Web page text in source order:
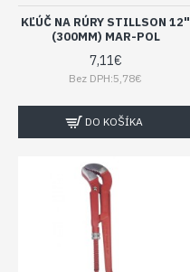
KĽÚČ NA RÚRY STILLSON 12"
(300MM) MAR-POL
7,11€
Bez DPH:5,78€
DO KOŠÍKA